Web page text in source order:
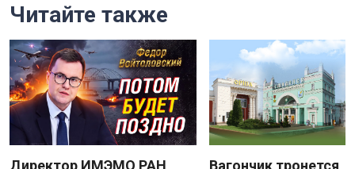
Читайте также
Директор ИМЭМО РАН
Вагончик тронется